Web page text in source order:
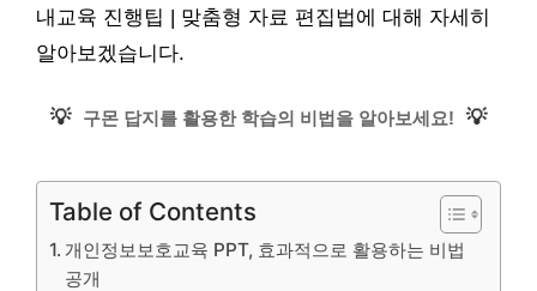
내교육 진행팁 | 맞춤형 자료 편집법에 대해 자세히
알아보겠습니다.
💡 구몬 답지를 활용한 학습의 비법을 알아보세요! 💡
Table of Contents
개인정보보호교육 PPT, 효과적으로 활용하는 비법
공개